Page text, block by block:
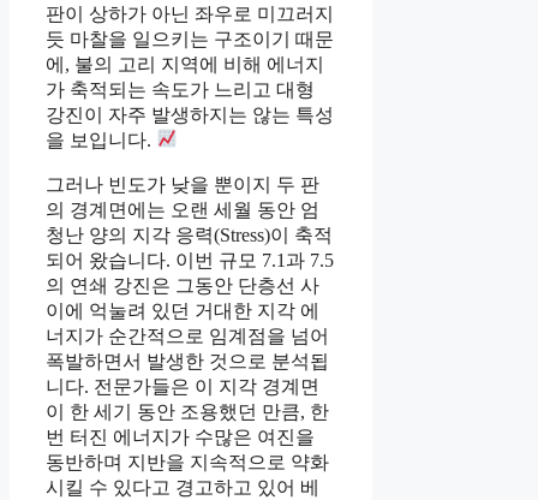
판이 상하가 아닌 좌우로 미끄러지
듯 마찰을 일으키는 구조이기 때문
에, 불의 고리 지역에 비해 에너지
가 축적되는 속도가 느리고 대형
강진이 자주 발생하지는 않는 특성
을 보입니다.
그러나 빈도가 낮을 뿐이지 두 판
의 경계면에는 오랜 세월 동안 엄
청난 양의 지각 응력(Stress)이 축적
되어 왔습니다. 이번 규모 7.1과 7.5
의 연쇄 강진은 그동안 단층선 사
이에 억눌려 있던 거대한 지각 에
너지가 순간적으로 임계점을 넘어
폭발하면서 발생한 것으로 분석됩
니다. 전문가들은 이 지각 경계면
이 한 세기 동안 조용했던 만큼, 한
번 터진 에너지가 수많은 여진을
동반하며 지반을 지속적으로 약화
시킬 수 있다고 경고하고 있어 베